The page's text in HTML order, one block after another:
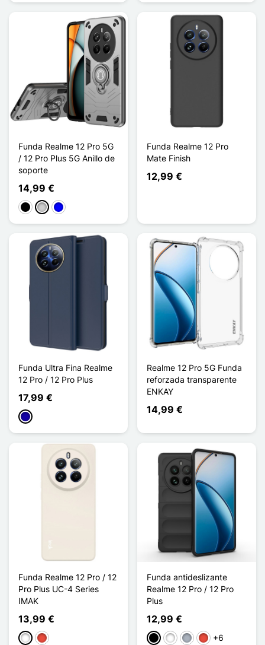
Funda Realme 12 Pro 5G
/ 12 Pro Plus 5G Anillo de
soporte
14,99 €
NegroPlataAzul
Funda Realme 12 Pro
Mate Finish
12,99 €
Funda Ultra Fina Realme
12 Pro / 12 Pro Plus
17,99 €
Azul oscuro
Realme 12 Pro 5G Funda
reforzada transparente
ENKAY
14,99 €
Funda Realme 12 Pro / 12
Pro Plus UC-4 Series
IMAK
13,99 €
Blanco
Rojo
Funda antideslizante
Realme 12 Pro / 12 Pro
Plus
12,99 €
NegroBlanco
Gris Rojo+6